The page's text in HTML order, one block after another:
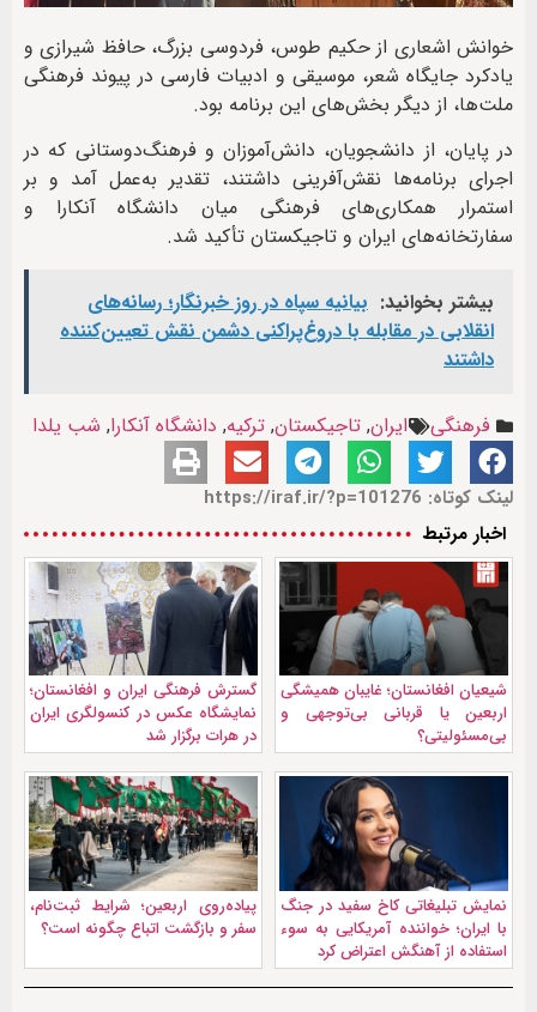
خوانش اشعاری از حکیم طوس، فردوسی بزرگ، حافظ شیرازی و
یادکرد جایگاه شعر، موسیقی و ادبیات فارسی در پیوند فرهنگی
ملت‌ها، از دیگر بخش‌های این برنامه بود.
در پایان، از دانشجویان، دانش‌آموزان و فرهنگ‌دوستانی که در
اجرای برنامه‌ها نقش‌آفرینی داشتند، تقدیر به‌عمل آمد و بر
استمرار همکاری‌های فرهنگی میان دانشگاه آنکارا و
سفارتخانه‌های ایران و تاجیکستان تأکید شد.
بیشتر بخوانید: بیانیه سپاه در روز خبرنگار؛ رسانه‌های
انقلابی در مقابله با دروغ‌پراکنی دشمن نقش تعیین‌کننده
داشتند
فرهنگی ایران, تاجیکستان, ترکیه, دانشگاه آنکارا, شب یلدا
لینک کوتاه: https://iraf.ir/?p=101276
اخبار مرتبط
شیعیان افغانستان؛ غایبان همیشگی
اربعین یا قربانی بی‌توجهی و
بی‌مسئولیتی؟
گسترش فرهنگی ایران و افغانستان؛
نمایشگاه عکس در کنسولگری ایران
در هرات برگزار شد
نمايش تبليغاتی کاخ سفید در جنگ
با ایران؛ خواننده آمریکایی به سوء
استفاده از آهنگش اعتراض کرد
پیاده‌روی اربعین؛ شرایط ثبت‌نام،
سفر و بازگشت اتباع چگونه است؟